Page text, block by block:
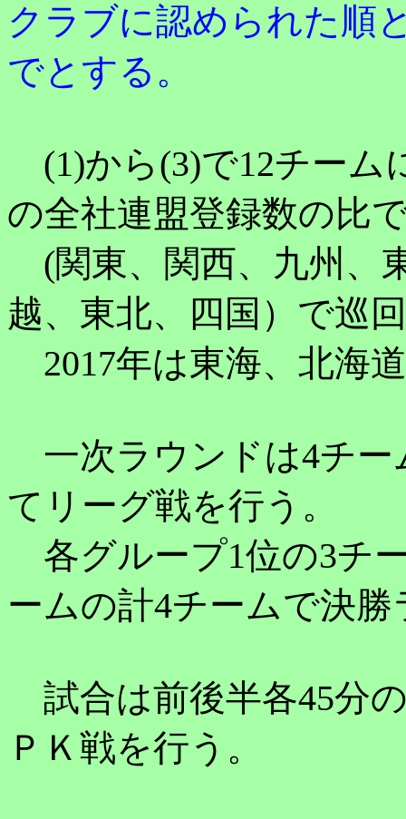
クラブに認められた順
でとする。
(1)から(3)で12チーム
の全社連盟登録数の比
(関東、関西、九州、
越、東北、四国）で巡
2017年は東海、北海
一次ラウンドは4チー
てリーグ戦を行う。
各グループ1位の3チ
ームの計4チームで決
試合は前後半各45分
ＰＫ戦を行う。